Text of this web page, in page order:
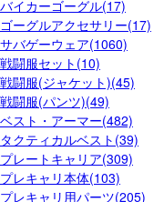
バイカーゴーグル(17)
ゴーグルアクセサリー(17)
サバゲーウェア(1060)
戦闘服セット(10)
戦闘服(ジャケット)(45)
戦闘服(パンツ)(49)
ベスト・アーマー(482)
タクティカルベスト(39)
プレートキャリア(309)
プレキャリ本体(103)
プレキャリ用パーツ(205)